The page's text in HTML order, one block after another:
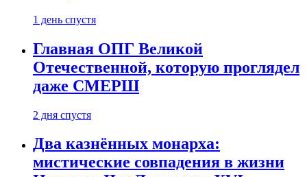
1 день спустя
Главная ОПГ Великой
Отечественной, которую проглядел
даже СМЕРШ
2 дня спустя
Два казнённых монарха:
мистические совпадения в жизни